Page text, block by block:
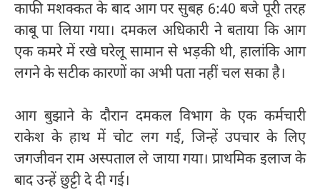
काफी मशक्कत के बाद आग पर सुबह 6:40 बजे पूरी तरह
काबू पा लिया गया। दमकल अधिकारी ने बताया कि आग
एक कमरे में रखे घरेलू सामान से भड़की थी, हालांकि आग
लगने के सटीक कारणों का अभी पता नहीं चल सका है।
आग बुझाने के दौरान दमकल विभाग के एक कर्मचारी
राकेश के हाथ में चोट लग गई, जिन्हें उपचार के लिए
जगजीवन राम अस्पताल ले जाया गया। प्राथमिक इलाज के
बाद उन्हें छुट्टी दे दी गई।